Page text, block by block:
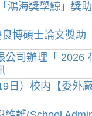
鴻海獎學鯨」獎
博碩士論文獎助
公司辦理「 2026
日）校内【委外